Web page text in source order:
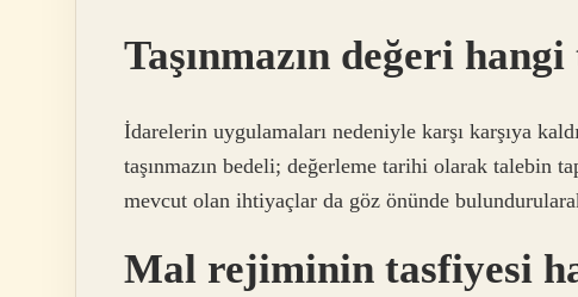
Taşınmazın değeri
İdarelerin uygulamaları nedeniyle karşı karşıya
taşınmazın bedeli; değerleme tarihi olarak talebin
mevcut olan ihtiyaçlar da göz önünde
Mal rejiminin tasfiyesi